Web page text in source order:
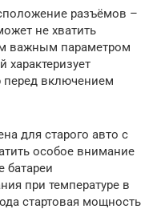
разъёмов –
не хватить
важным параметром
характеризует
перед включением
для старого авто с
особое внимание
батареи
при температуре в
стартовая мощность